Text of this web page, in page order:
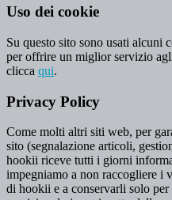
Uso dei cookie
Su questo sito sono usati alcuni
per offrire un miglior servizio
clicca qui.
Privacy Policy
Come molti altri siti web, per
sito (segnalazione articoli,
hookii riceve tutti i giorni
impegniamo a non raccogliere i
di hookii e a conservarli solo